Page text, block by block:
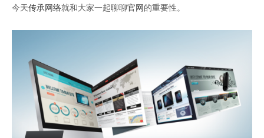
今天传承网络就和大家一起聊聊官网 的重要性。